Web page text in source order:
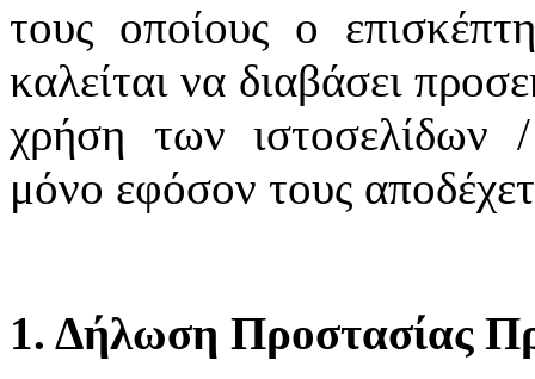
τους οποίους ο
καλείται να διαβάσει
χρήση των ιστοσελίδων
μόνο εφόσον τους
1. Δήλωση Προστασίας